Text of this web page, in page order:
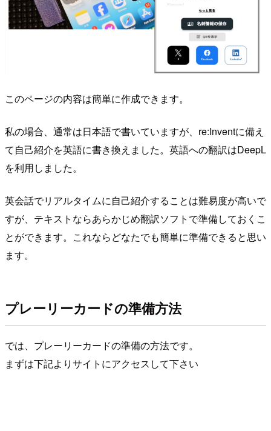
このページの内容は簡単に作成できます。
私の場合、通常は日本語で書いていますが、re:Inventに備え
て自己紹介を英語に書き換えました。英語への翻訳はDeepL
を利用しました。
英会話でリアルタイムに自己紹介することは難易度が高いで
すが、テキストならあらかじめ翻訳ソフトで準備しておくこ
とができます。これならどなたでも簡単に準備できると思い
ます。
プレーリーカードの準備方法
では、プレーリーカードの準備の方法です。
まずは下記よりサイトにアクセスして下さい